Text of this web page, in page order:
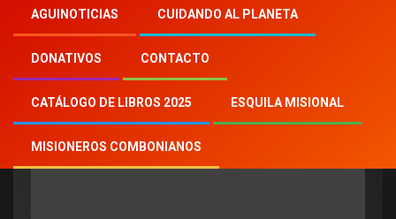
AGUINOTICIAS CUIDANDO AL PLANETA
DONATIVOS CONTACTO
CATÁLOGO DE LIBROS 2025 ESQUILA MISIONAL
MISIONEROS COMBONIANOS
Inicio Aguinoticias Today Child
Today Child